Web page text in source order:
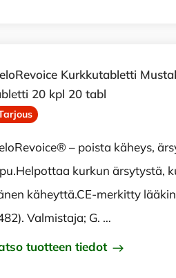
Kurkkutabletti
20 kpl 20 tabl
– poista käheys,
kurkun ärsytystä,
käheyttä.CE-merkitty
Valmistaja; G. …
tuotteen tiedot